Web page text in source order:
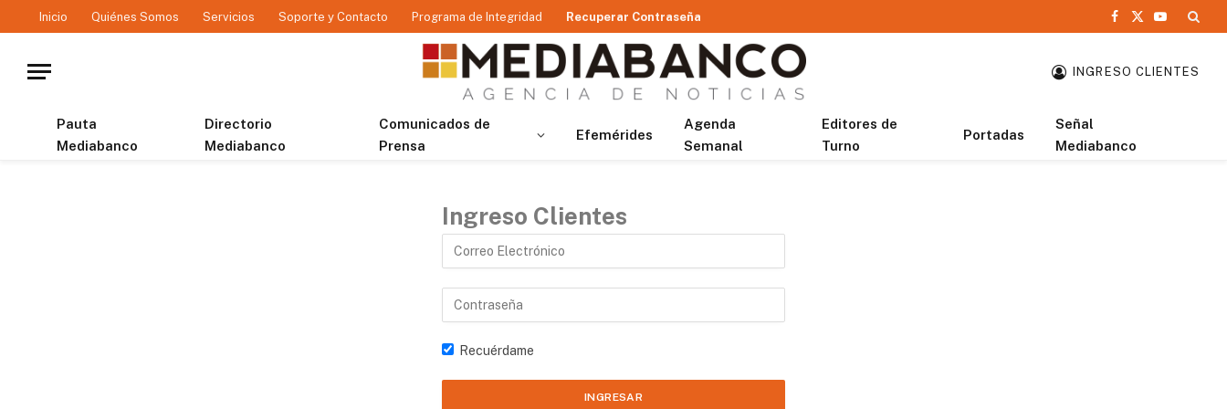
Inicio Quiénes Somos Servicios Soporte y Contacto Programa de Integridad Recuperar Contraseña
Facebook
X
YouTube
INGRESO CLIENTES
Pauta
Mediabanco
Directorio
Mediabanco
Comunicados de
Prensa
Efemérides
Agenda
Semanal
Editores de
Turno
Portadas
Señal
Mediabanco
Ingreso Clientes
Recuérdame